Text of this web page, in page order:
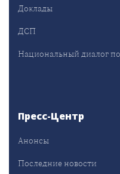
Доклады
ДСП
Национальный диалог
Пресс-Центр
Анонсы
Последние новости